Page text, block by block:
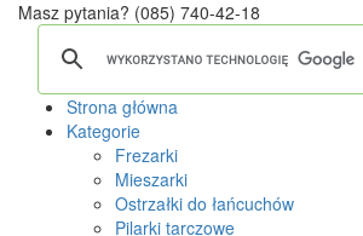
Masz pytania? (085) 740-42-18
Strona główna
Kategorie
Frezarki
Mieszarki
Ostrzałki do łańcuchów
Pilarki tarczowe